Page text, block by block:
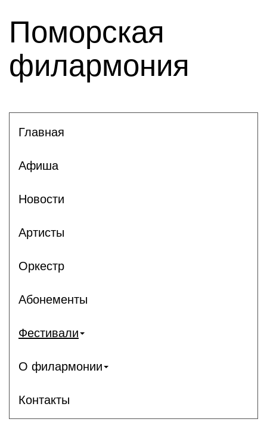
Поморская
филармония
Главная
Афиша
Новости
Артисты
Оркестр
Абонементы
Фестивали
О филармонии
Контакты